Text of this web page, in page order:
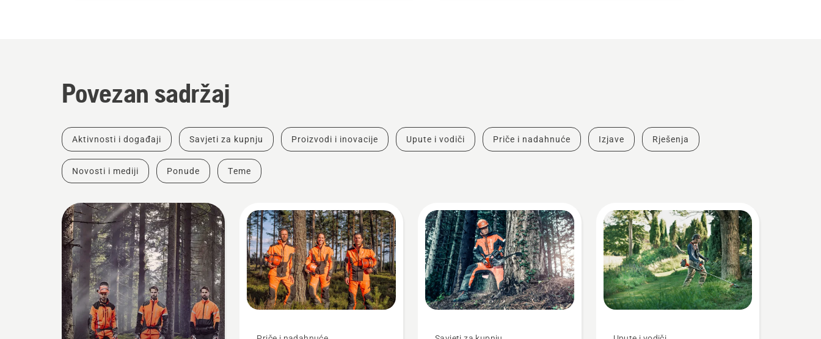
Povezan sadržaj
Aktivnosti i događaji Savjeti za kupnju Proizvodi i inovacije Upute i vodiči Priče i nadahnuće Izjave Rješenja
Novosti i mediji Ponude Teme